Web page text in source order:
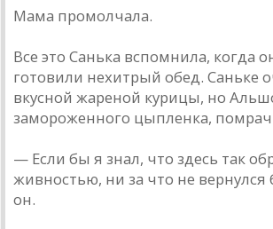
Мама промолчала.
Все это Санька вспомнила, когда
готовили нехитрый обед. Саньке
вкусной жареной курицы, но
замороженного цыпленка,
— Если бы я знал, что здесь так
живностью, ни за что не вернулся
он.